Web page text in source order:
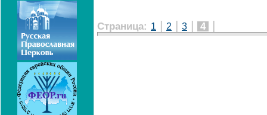
Страница: 1 | 2 | 3 | 4 |